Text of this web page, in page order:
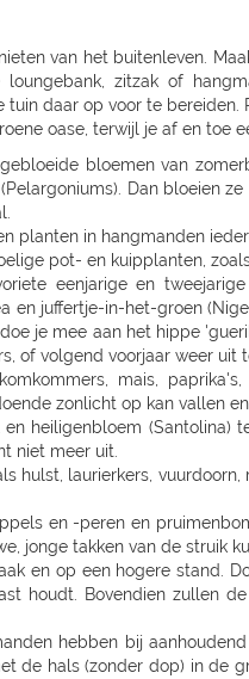
van het buitenleven.
loungebank, zitzak of
tuin daar op voor te
oase, terwijl je af en toe
bloemen van
Dan bloeien
planten in hangmanden
pot- en kuipplanten,
eenjarige en
en juffertje-in-het-groen
je mee aan het hippe
of volgend voorjaar weer uit
mais,
zonlicht op kan vallen
heiligenbloem
niet meer uit.
hulst, laurierkers,
en -peren en
jonge takken van de struik
en op een hogere stand.
houdt. Bovendien zullen
hebben bij
de hals (zonder dop) in de